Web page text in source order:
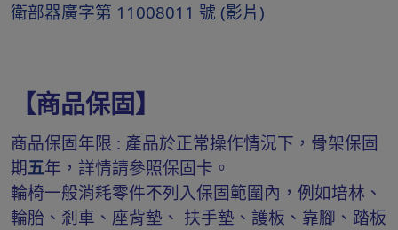
衛部器廣字第 11008011 號 (影片)
【商品保固】
商品保固年限 : 產品於正常操作情況下，骨架保固
期五年，詳情請參照保固卡。
輪椅一般消耗零件不列入保固範圍內，例如培林、
輪胎、剎車、座背墊、 扶手墊、護板、靠腳、踏板